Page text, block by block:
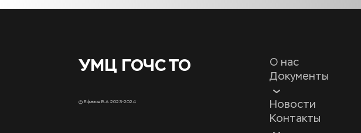
УМЦ ГОЧС ТО
О нас
Документы
Новости
Контакты
© Ефимов В.А 2023-2024